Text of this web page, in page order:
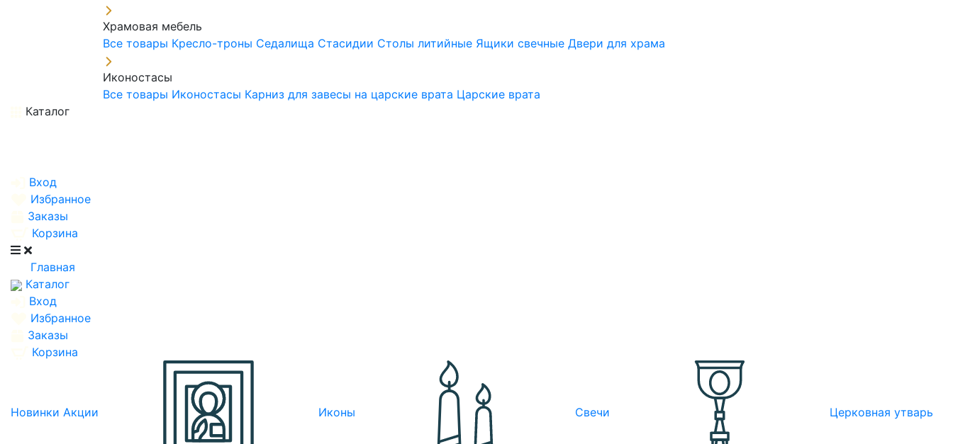
Храмовая мебель
Все товары Кресло-троны Седалища Стасидии Столы литийные Ящики свечныеДвери для храма
Иконостасы
Все товары Иконостасы Карниз для завесы на царские врата Царские врата
Каталог
Вход
Избранное
Заказы
Корзина
Главная
Каталог
Вход
Избранное
Заказы
Корзина
Новинки Акции Иконы Свечи Церковная утварь